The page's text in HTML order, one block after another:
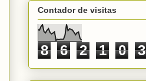
Contador de visitas
8 6 2 1 0 3